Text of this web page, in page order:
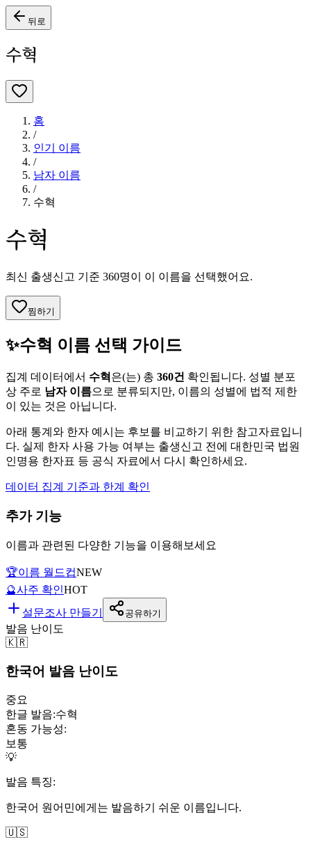
뒤로
수혁
홈
/
인기 이름
/
남자 이름
/
수혁
수혁
최신 출생신고 기준 360명이 이 이름을 선택했어요.
찜하기
✨수혁 이름 선택 가이드
집계 데이터에서 수혁 은(는) 총 360건 확인됩니다. 성별 분포
상 주로 남자이름으로 분류되지만, 이름의 성별에 법적 제한
이 있는 것은 아닙니다.
아래 통계와 한자 예시는 후보를 비교하기 위한 참고자료입니
다. 실제 한자 사용 가능 여부는 출생신고 전에 대한민국 법원
인명용 한자표 등 공식 자료에서 다시 확인하세요.
데이터 집계 기준과 한계 확인
추가 기능
이름과 관련된 다양한 기능을 이용해보세요
🏆이름 월드컵NEW
🔮사주 확인HOT
설문조사 만들기
공유하기
발음 난이도
🇰🇷
한국어 발음 난이도
중요
한글 발음:수혁
혼동 가능성:
보통
💡
발음 특징:
한국어 원어민에게는 발음하기 쉬운 이름입니다.
🇺🇸